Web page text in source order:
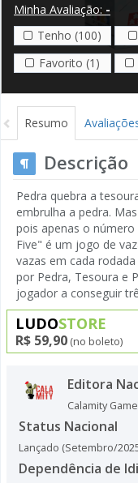
Minha Avaliação: -
Tenho (100)
Favorito (1)
Resumo
Descrição
Pedra quebra a
embrulha a pedra.
pois apenas o
Five" é um jogo de
vazas em cada
por Pedra, Tesoura e
jogador a conseguir
LUDOSTORE
R$ 59,90 (no boleto)
Editora
Calamity
Status Nacional
Lançado (Setembro/
Dependência de